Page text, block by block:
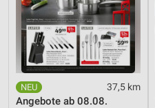
37,5 km
Angebote ab 08.08.